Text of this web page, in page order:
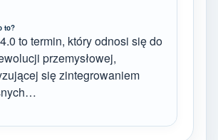
to?
to termin, który odnosi się do
przemysłowej,
się zintegrowaniem